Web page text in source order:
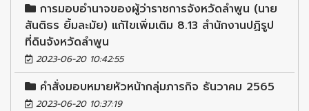
การมอบอำนาจของผู้ว่าราชการจังหวัดลำพูน (นาย
สันติธร ยิ้มละมัย) แก้ไขเพิ่มเติม 8.13 สำนักงานปฏิรูป
ที่ดินจังหวัดลำพูน
2023-06-20 10:42:55
คำสั่งมอบหมายหัวหน้ากลุ่มภารกิจ ธันวาคม 2565
2023-06-20 10:37:19